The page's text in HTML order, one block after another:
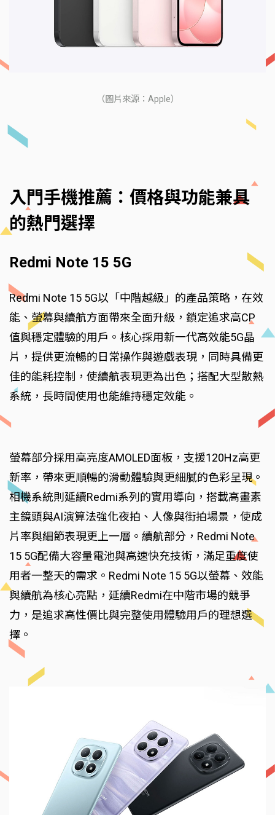
（圖片來源：Apple）
入門手機推薦：價格與功能兼具
的熱門選擇
Redmi Note 15 5G
Redmi Note 15 5G以「中階越級」的產品策略，在效
能、螢幕與續航方面帶來全面升級，鎖定追求高CP
值與穩定體驗的用戶。核心採用新一代高效能5G晶
片，提供更流暢的日常操作與遊戲表現，同時具備更
佳的能耗控制，使續航表現更為出色；搭配大型散熱
系統，長時間使用也能維持穩定效能。
螢幕部分採用高亮度AMOLED面板，支援120Hz高更
新率，帶來更順暢的滑動體驗與更細膩的色彩呈現。
相機系統則延續Redmi系列的實用導向，搭載高畫素
主鏡頭與AI演算法強化夜拍、人像與街拍場景，使成
片率與細節表現更上一層。續航部分，Redmi Note
15 5G配備大容量電池與高速快充技術，滿足重度使
用者一整天的需求。Redmi Note 15 5G以螢幕、效能
與續航為核心亮點，延續Redmi在中階市場的競爭
力，是追求高性價比與完整使用體驗用戶的理想選
擇。